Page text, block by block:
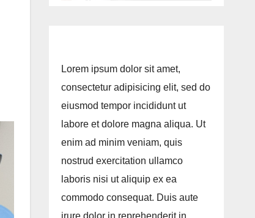
Lorem ipsum dolor sit amet,
consectetur adipisicing elit, sed do
eiusmod tempor incididunt ut
labore et dolore magna aliqua. Ut
enim ad minim veniam, quis
nostrud exercitation ullamco
laboris nisi ut aliquip ex ea
commodo consequat. Duis aute
irure dolor in reprehenderit in